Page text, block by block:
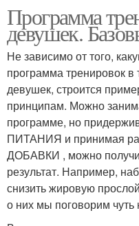
Программа
девушек.
Не зависимо от того,
программа тренировок
девушек, строится
принципам. Можно
программе, но
ПИТАНИЯ и принимая
ДОБАВКИ , можно
результат. Например,
снизить жировую
о них мы поговорим чуть